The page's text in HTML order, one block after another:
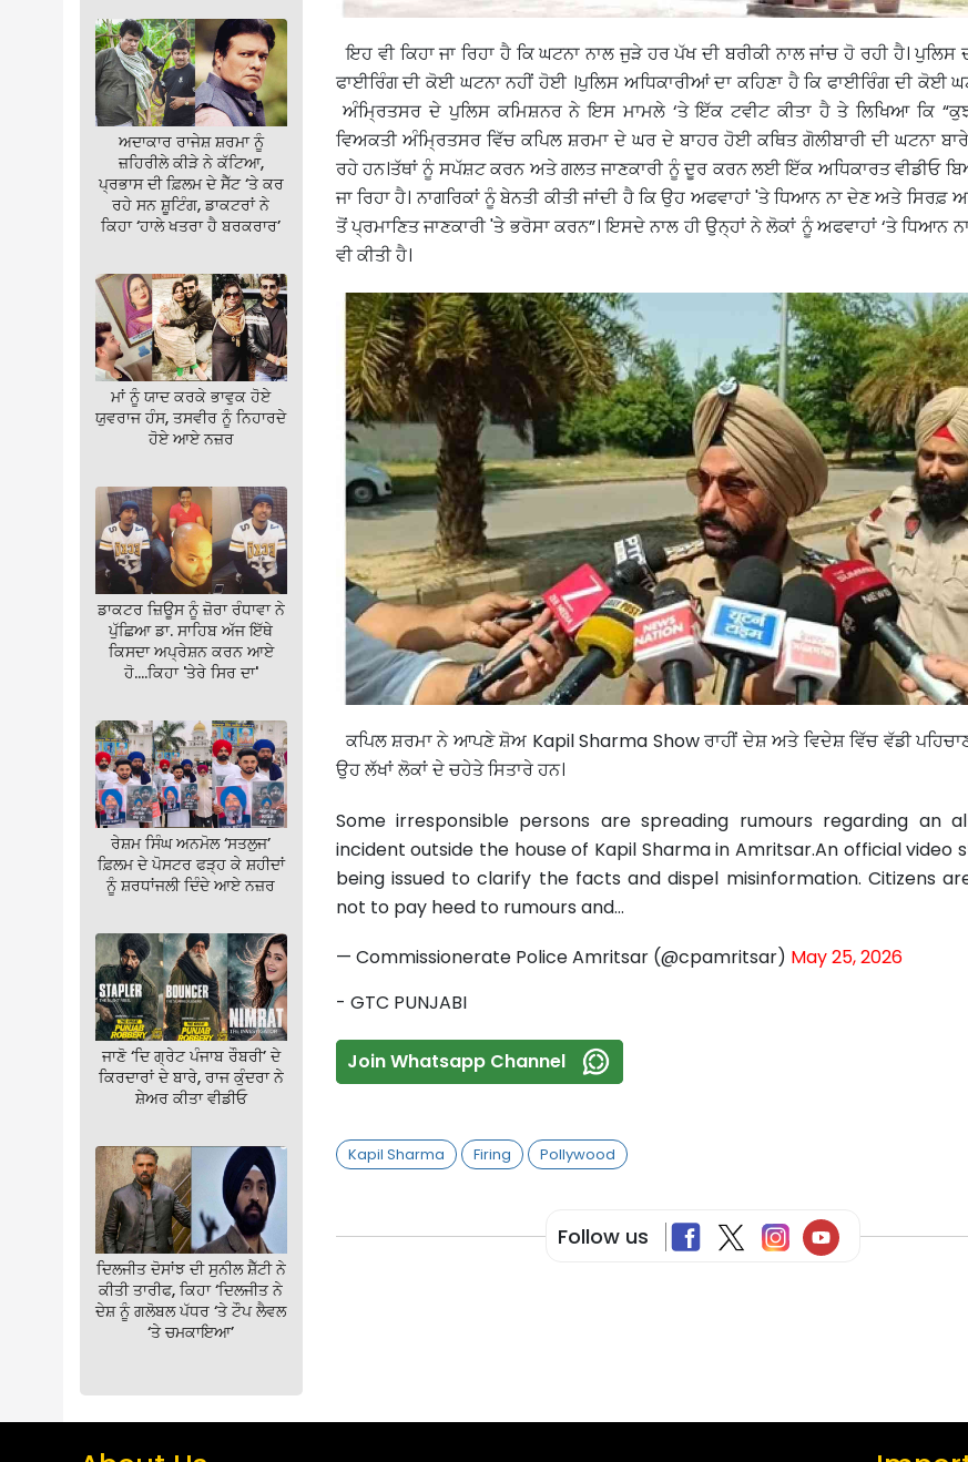
ਅਦਾਕਾਰ ਰਾਜੇਸ਼ ਸ਼ਰਮਾ ਨੂੰ
ਜ਼ਹਿਰੀਲੇ ਕੀੜੇ ਨੇ ਕੱਟਿਆ,
ਪ੍ਰਭਾਸ ਦੀ ਫ਼ਿਲਮ ਦੇ ਸੈੱਟ ‘ਤੇ ਕਰ
ਰਹੇ ਸਨ ਸ਼ੂਟਿੰਗ, ਡਾਕਟਰਾਂ ਨੇ
ਕਿਹਾ ‘ਹਾਲੇ ਖਤਰਾ ਹੈ ਬਰਕਰਾਰ’
ਮਾਂ ਨੂੰ ਯਾਦ ਕਰਕੇ ਭਾਵੁਕ ਹੋਏ
ਯੁਵਰਾਜ ਹੰਸ, ਤਸਵੀਰ ਨੂੰ ਨਿਹਾਰਦੇ
ਹੋਏ ਆਏ ਨਜ਼ਰ
ਡਾਕਟਰ ਜ਼ਿਊਸ ਨੂੰ ਜ਼ੋਰਾ ਰੰਧਾਵਾ ਨੇ
ਪੁੱਛਿਆ ਡਾ. ਸਾਹਿਬ ਅੱਜ ਇੱਥੇ
ਕਿਸਦਾ ਅਪ੍ਰੇਸ਼ਨ ਕਰਨ ਆਏ
ਹੋ….ਕਿਹਾ 'ਤੇਰੇ ਸਿਰ ਦਾ'
ਰੇਸ਼ਮ ਸਿੰਘ ਅਨਮੋਲ ‘ਸਤਲੁਜ’
ਫ਼ਿਲਮ ਦੇ ਪੋਸਟਰ ਫੜ੍ਹ ਕੇ ਸ਼ਹੀਦਾਂ
ਨੂੰ ਸ਼ਰਧਾਂਜਲੀ ਦਿੰਦੇ ਆਏ ਨਜ਼ਰ
ਜਾਣੋ ‘ਦਿ ਗ੍ਰੇਟ ਪੰਜਾਬ ਰੌਬਰੀ’ ਦੇ
ਕਿਰਦਾਰਾਂ ਦੇ ਬਾਰੇ, ਰਾਜ ਕੁੰਦਰਾ ਨੇ
ਸ਼ੇਅਰ ਕੀਤਾ ਵੀਡੀਓ
ਦਿਲਜੀਤ ਦੋਸਾਂਝ ਦੀ ਸੁਨੀਲ ਸ਼ੈੱਟੀ ਨੇ
ਕੀਤੀ ਤਾਰੀਫ, ਕਿਹਾ ‘ਦਿਲਜੀਤ ਨੇ
ਦੇਸ਼ ਨੂੰ ਗਲੋਬਲ ਪੱਧਰ ‘ਤੇ ਟੌਪ ਲੈਵਲ
‘ਤੇ ਚਮਕਾਇਆ’
ਇਹ ਵੀ ਕਿਹਾ ਜਾ ਰਿਹਾ ਹੈ ਕਿ ਘਟਨਾ ਨਾਲ ਜੁੜੇ ਹਰ ਪੱਖ ਦੀ ਬਰੀਕੀ ਨਾਲ ਜਾਂਚ ਹੋ ਰਹੀ ਹੈ। ਪੁਲਿਸ
ਫਾਈਰਿੰਗ ਦੀ ਕੋਈ ਘਟਨਾ ਨਹੀਂ ਹੋਈ ।ਪੁਲਿਸ ਅਧਿਕਾਰੀਆਂ ਦਾ ਕਹਿਣਾ ਹੈ ਕਿ ਫਾਈਰਿੰਗ ਦੀ ਕੋਈ
ਅੰਮ੍ਰਿਤਸਰ ਦੇ ਪੁਲਿਸ ਕਮਿਸ਼ਨਰ ਨੇ ਇਸ ਮਾਮਲੇ ‘ਤੇ ਇੱਕ ਟਵੀਟ ਕੀਤਾ ਹੈ ਤੇ ਲਿਖਿਆ ਕਿ
ਵਿਅਕਤੀ ਅੰਮ੍ਰਿਤਸਰ ਵਿੱਚ ਕਪਿਲ ਸ਼ਰਮਾ ਦੇ ਘਰ ਦੇ ਬਾਹਰ ਹੋਈ ਕਥਿਤ ਗੋਲੀਬਾਰੀ ਦੀ ਘਟਨਾ
ਰਹੇ ਹਨ।ਤੱਥਾਂ ਨੂੰ ਸਪੱਸ਼ਟ ਕਰਨ ਅਤੇ ਗਲਤ ਜਾਣਕਾਰੀ ਨੂੰ ਦੂਰ ਕਰਨ ਲਈ ਇੱਕ ਅਧਿਕਾਰਤ ਵੀਡੀਓ
ਜਾ ਰਿਹਾ ਹੈ। ਨਾਗਰਿਕਾਂ ਨੂੰ ਬੇਨਤੀ ਕੀਤੀ ਜਾਂਦੀ ਹੈ ਕਿ ਉਹ ਅਫਵਾਹਾਂ 'ਤੇ ਧਿਆਨ ਨਾ ਦੇਣ ਅਤੇ ਸਿਰਫ਼
ਤੋਂ ਪ੍ਰਮਾਣਿਤ ਜਾਣਕਾਰੀ 'ਤੇ ਭਰੋਸਾ ਕਰਨ”। ਇਸਦੇ ਨਾਲ ਹੀ ਉਨ੍ਹਾਂ ਨੇ ਲੋਕਾਂ ਨੂੰ ਅਫਵਾਹਾਂ ‘ਤੇ ਧਿਆਨ
ਵੀ ਕੀਤੀ ਹੈ।
ਕਪਿਲ ਸ਼ਰਮਾ ਨੇ ਆਪਣੇ ਸ਼ੋਅ Kapil Sharma Show ਰਾਹੀਂ ਦੇਸ਼ ਅਤੇ ਵਿਦੇਸ਼ ਵਿੱਚ ਵੱਡੀ
ਉਹ ਲੱਖਾਂ ਲੋਕਾਂ ਦੇ ਚਹੇਤੇ ਸਿਤਾਰੇ ਹਨ।
Some irresponsible persons are spreading rumours regarding an
incident outside the house of Kapil Sharma in Amritsar.An official video
being issued to clarify the facts and dispel misinformation. Citizens
not to pay heed to rumours and…
— Commissionerate Police Amritsar (@cpamritsar) May 25, 2026
- GTC PUNJABI
Join Whatsapp Channel
Kapil Sharma Firing Pollywood
Follow us